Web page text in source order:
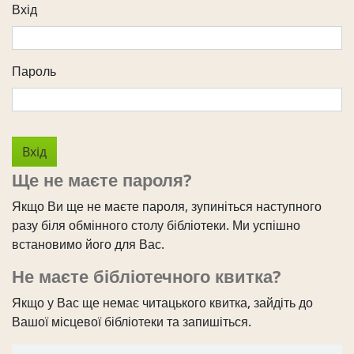
Вхід
Пароль
Ще не маєте пароля?
Якщо Ви ще не маєте пароля, зупиніться наступного
разу біля обмінного столу бібліотеки. Ми успішно
встановимо його для Вас.
Не маєте бібліотечного квитка?
Якщо у Вас ще немає читацького квитка, зайдіть до
Вашої місцевої бібліотеки та запишіться.